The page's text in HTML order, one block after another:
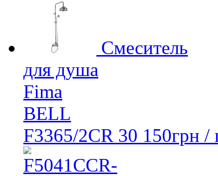
Смеситель
для душа
Fima
BELL
F3365/2CR 30 150грн /